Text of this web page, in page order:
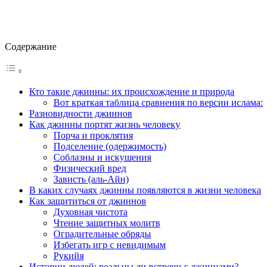
Содержание
Кто такие джинны: их происхождение и природа
Вот краткая таблица сравнения по версии ислама:
Разновидности джиннов
Как джинны портят жизнь человеку
Порча и проклятия
Подселение (одержимость)
Соблазны и искушения
Физический вред
Зависть (аль-Айн)
В каких случаях джинны появляются в жизни человека
Как защититься от джиннов
Духовная чистота
Чтение защитных молитв
Оградительные обряды
Избегать игр с невидимым
Рукийя